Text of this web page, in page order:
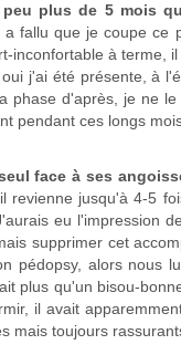
plus de 5 mois
fallu que je coupe ce
inconfortable à terme,
j'ai été présente, à
phase d'après, je ne
pendant ces longs
face à ses
revienne jusqu'à 4-5
eu l'impression
supprimer cet
pédopsy, alors nous
plus qu'un bisou-
il avait
mais toujours